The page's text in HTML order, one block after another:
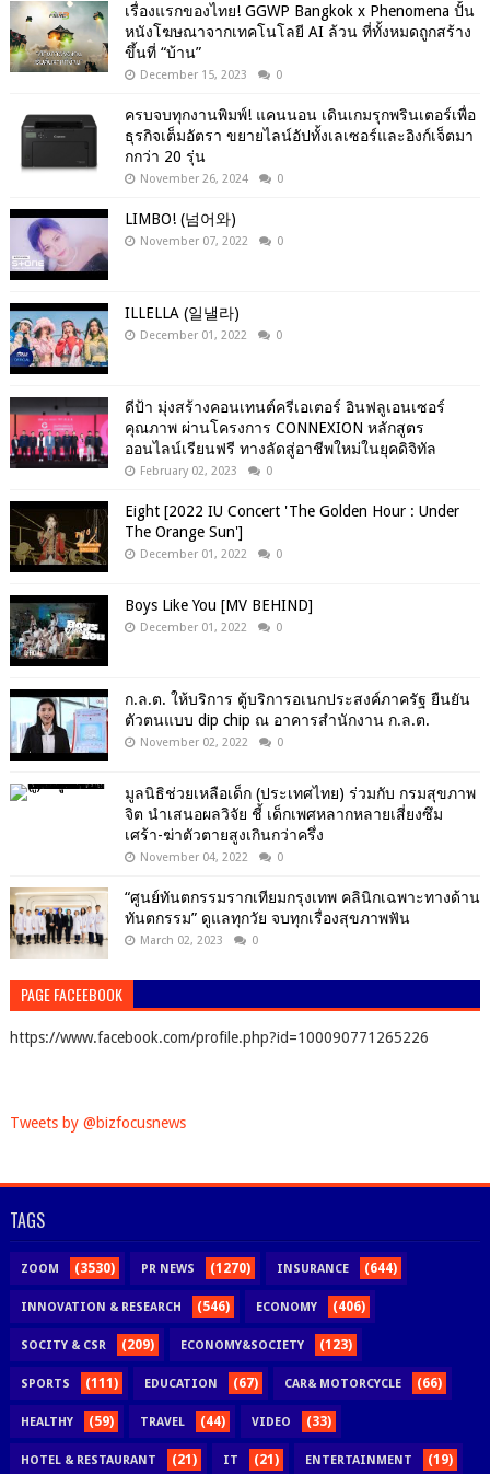
เรื่องแรกของไทย! GGWP Bangkok x Phenomena ปั้น
หนังโฆษณาจากเทคโนโลยี AI ล้วน ที่ทั้งหมดถูกสร้าง
ขึ้นที่ “บ้าน”
December 15, 2023 0
ครบจบทุกงานพิมพ์! แคนนอน เดินเกมรุกพรินเตอร์เพื่อ
ธุรกิจเต็มอัตรา ขยายไลน์อัปทั้งเลเซอร์และอิงก์เจ็ตมา
กกว่า 20 รุ่น
November 26, 2024 0
LIMBO! (넘어와)
November 07, 2022 0
ILLELLA (일낼라)
December 01, 2022 0
ดีป้า มุ่งสร้างคอนเทนต์ครีเอเตอร์ อินฟลูเอนเซอร์
คุณภาพ ผ่านโครงการ CONNEXION หลักสูตร
ออนไลน์เรียนฟรี ทางลัดสู่อาชีพใหม่ในยุคดิจิทัล
February 02, 2023 0
Eight [2022 IU Concert 'The Golden Hour : Under
The Orange Sun']
December 01, 2022 0
Boys Like You [MV BEHIND]
December 01, 2022 0
ก.ล.ต. ให้บริการ ตู้บริการอเนกประสงค์ภาครัฐ ยืนยัน
ตัวตนแบบ dip chip ณ อาคารสำนักงาน ก.ล.ต.
November 02, 2022 0
มูลนิธิช่วยเหลือเด็ก (ประเทศไทย) ร่วมกับ กรมสุขภาพ
จิต นำเสนอผลวิจัย ชี้ เด็กเพศหลากหลายเสี่ยงซึม
เศร้า-ฆ่าตัวตายสูงเกินกว่าครึ่ง
November 04, 2022 0
“ศูนย์ทันตกรรมรากเทียมกรุงเทพ คลินิกเฉพาะทางด้าน
ทันตกรรม” ดูแลทุกวัย จบทุกเรื่องสุขภาพฟัน
March 02, 2023 0
PAGE FACEEBOOK
https://www.facebook.com/profile.php?id=100090771265226
Tweets by @bizfocusnews
TAGS
ZOOM (3530) PR NEWS (1270) INSURANCE (644)
INNOVATION & RESEARCH (546) ECONOMY (406)
SOCITY & CSR (209) ECONOMY&SOCIETY (123)
SPORTS (111) EDUCATION (67) CAR& MOTORCYCLE (66)
HEALTHY (59) TRAVEL (44) VIDEO (33)
HOTEL & RESTAURANT (21) IT (21) ENTERTAINMENT (19)